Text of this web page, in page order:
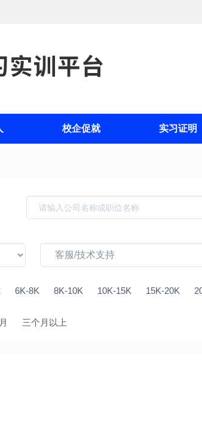
校企促就 实习证明
6K-8K 8K-10K 10K-15K 15K-20K
三个月以上